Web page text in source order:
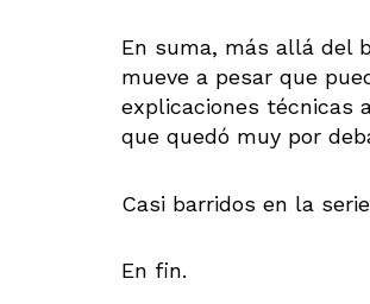
En suma, más allá del
mueve a pesar que
explicaciones técnicas
que quedó muy por
Casi barridos en la
En fin.